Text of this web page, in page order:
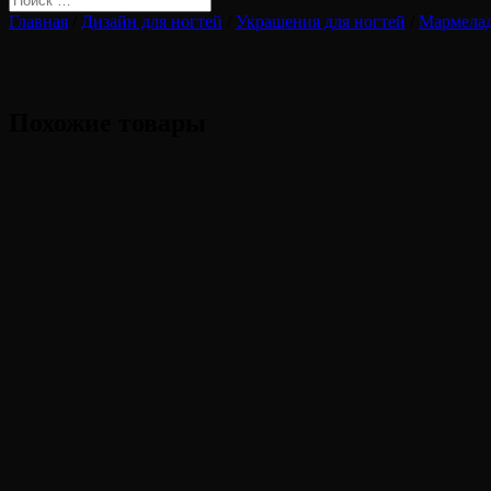
Главная Дизайн для ногтей Украшения для ногтей